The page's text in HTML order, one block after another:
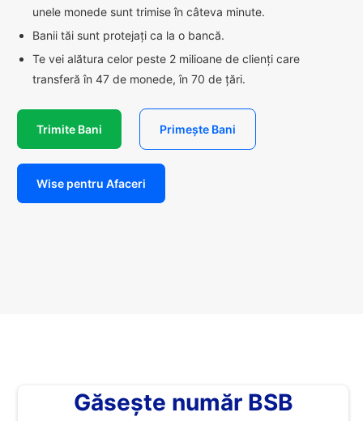
unele monede sunt trimise în câteva minute.
Banii tăi sunt protejați ca la o bancă.
Te vei alătura celor peste 2 milioane de clienți care
transferă în 47 de monede, în 70 de țări.
Trimite Bani Primește Bani
Wise pentru Afaceri
Găsește număr BSB